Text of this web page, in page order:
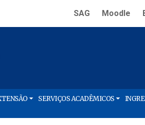
SAG Moodle
SERVIÇOS ACADÊMICOS